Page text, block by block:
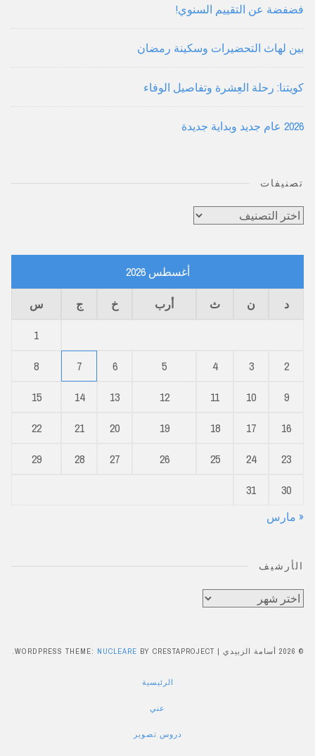
فضفضة عن التقييم السنوي!
بين لهاث التحضيرات وسكينة رمضان
كويتنا: رحلة العِشرة وتفاصيل الوفاء
2026 عام جديد وبداية جديدة
تصنيفات
تصنيفات
أغسطس 2026
د ن ث أرب خ ج
س
1
2
3
4
5
6
7
8
9
10
11
12
13
14
15
16
17
18
19
20
21
22
23
24
25
26
27
28
29
30
31
« مارس
الأرشيف
الأرشيف
© 2026 أسامة الزبيدي |
WORDPRESS THEME: NUCLEARE BY CRESTAPROJECT.
الرئيسية
عني
دروس تصوير